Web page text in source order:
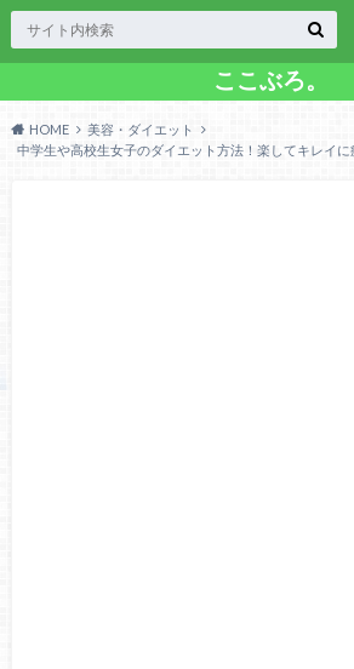
ここぶろ。
HOME
美容・ダイエット
中学生や高校生女子のダイエット方法！楽してキレイに